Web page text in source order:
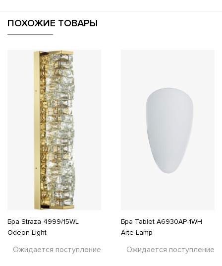
ПОХОЖИЕ ТОВАРЫ
Бра Straza 4999/15WL
Odeon Light
Ожидается поступление
Бра Tablet A6930AP-1WH
Arte Lamp
Ожидается поступление